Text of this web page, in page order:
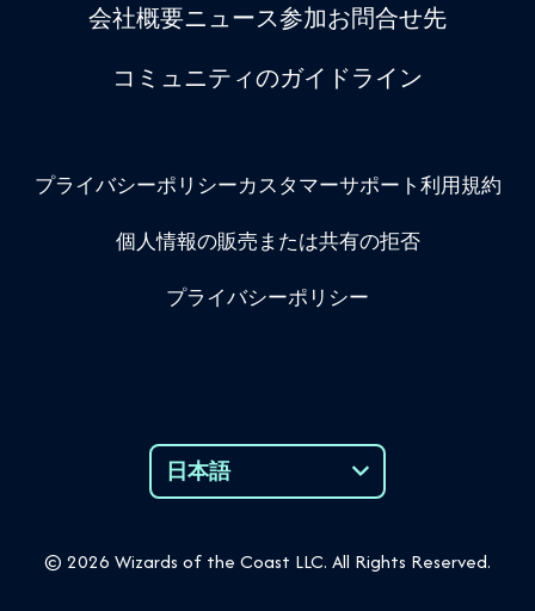
会社概要ニュース参加お問合せ先
コミュニティのガイドライン
プライバシーポリシーカスタマーサポート利用規約
個人情報の販売または共有の拒否
プライバシーポリシー
日本語
Language
© 2026 Wizards of the Coast LLC. All Rights Reserved.